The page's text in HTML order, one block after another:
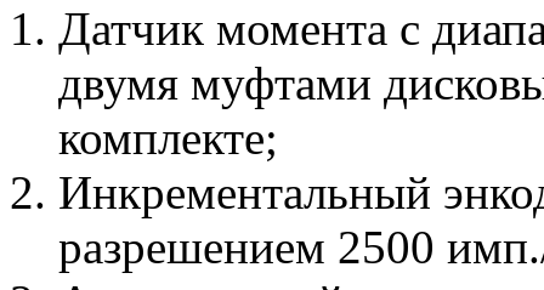
Датчик момента с
двумя муфтами
комплекте;
Инкрементальный
разрешением 2500